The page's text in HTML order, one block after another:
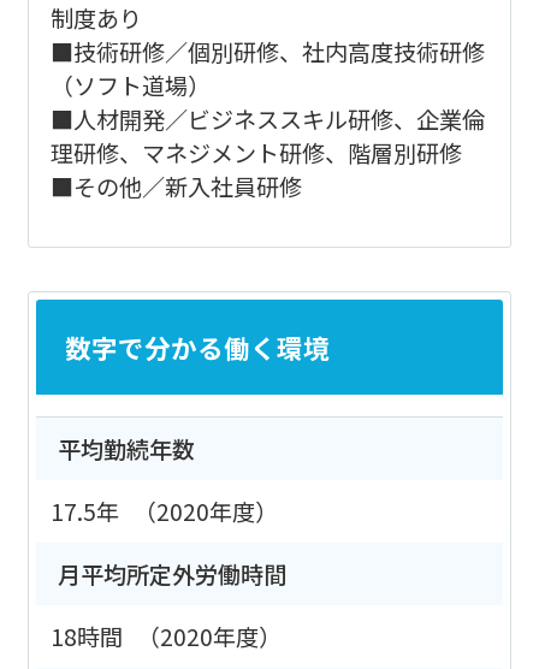
制度あり
■技術研修／個別研修、社内高度技術研修
（ソフト道場）
■人材開発／ビジネススキル研修、企業倫
理研修、マネジメント研修、階層別研修
■その他／新入社員研修
数字で分かる働く環境
平均勤続年数
17.5年
（2020年度）
月平均所定外労働時間
18時間
（2020年度）